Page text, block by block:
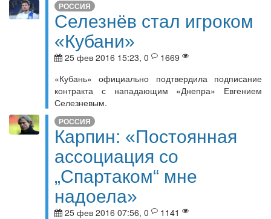
РОССИЯ
Селезнёв стал игроком
«Кубани»
25 фев 2016 15:23, 0
1669
«Кубань» официально подтвердила подписание
контракта с нападающим «Днепра» Евгением
Селезневым.
РОССИЯ
Карпин: «Постоянная
ассоциация со
„Спартаком“ мне
надоела»
25 фев 2016 07:56, 0
1141